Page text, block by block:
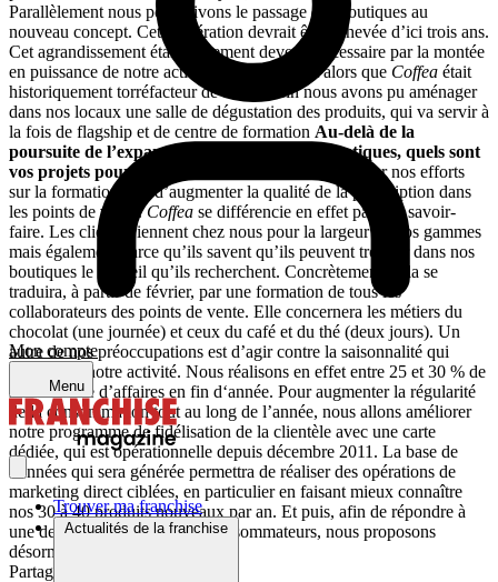
Mon compte
Menu
Trouver ma franchise
Actualités de la franchise
Parallèlement nous poursuivons le passage des boutiques au
nouveau concept. Cette opération devrait être achevée d’ici trois ans.
Cet agrandissement était également devenu nécessaire par la montée
en puissance de notre activité sur le chocolat alors que Coffea était
historiquement torréfacteur de café. Enfin nous avons pu aménager
dans nos locaux une salle de dégustation des produits, qui va servir à
la fois de flagship et de centre de formation Au-delà de la
poursuite de l’expansion de votre parc de boutiques, quels sont
vos projets pour 2012 ?
Nous souhaitons faire porter nos efforts
sur la formation afin d’augmenter la qualité de la prescription dans
les points de vente.Coffea se différencie en effet par son savoir-
faire. Les clients viennent chez nous pour la largeur de nos gammes
mais également parce qu’ils savent qu’ils peuvent trouver dans nos
boutiques le conseil qu’ils recherchent. Concrètement, cela se
traduira, à partir de février, par une formation de tous les
collaborateurs des points de vente. Elle concernera les métiers du
chocolat (une journée) et ceux du café et du thé (deux jours). Un
autre de nos préoccupations est d’agir contre la saisonnalité qui
caractérise notre activité. Nous réalisons en effet entre 25 et 30 % de
notre chiffre d’affaires en fin d‘année. Pour augmenter la régularité
de la consommation tout au long de l’année, nous allons améliorer
notre programme de fidélisation de la clientèle avec une carte
dédiée, qui est opérationnelle depuis décembre 2011. La base de
données qui sera générée permettra de réaliser des opérations de
marketing direct ciblées, en particulier en faisant mieux connaître
nos 30 à 40 produits nouveaux par an. Et puis, afin de répondre à
une demande croissante des consommateurs, nous proposons
désormais nos cafés en capsules.
Partager sur :